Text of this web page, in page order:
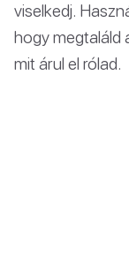
viselkedj.
hogy megtaláld
mit árul el rólad.